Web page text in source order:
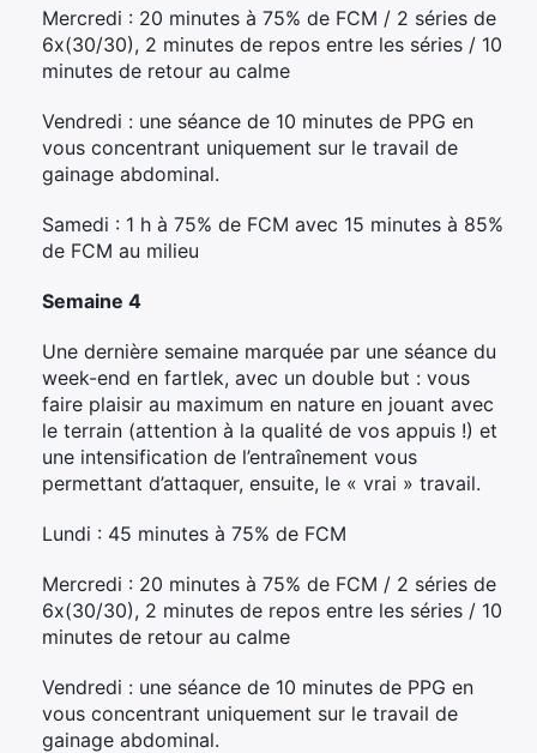
Mercredi : 20 minutes à 75% de FCM / 2 séries de
6x(30/30), 2 minutes de repos entre les séries / 10
minutes de retour au calme
Vendredi : une séance de 10 minutes de PPG en
vous concentrant uniquement sur le travail de
gainage abdominal.
Samedi : 1 h à 75% de FCM avec 15 minutes à 85%
de FCM au milieu
Semaine 4
Une dernière semaine marquée par une séance du
week-end en fartlek, avec un double but : vous
faire plaisir au maximum en nature en jouant avec
le terrain (attention à la qualité de vos appuis !) et
une intensification de l’entraînement vous
permettant d’attaquer, ensuite, le « vrai » travail.
Lundi : 45 minutes à 75% de FCM
Mercredi : 20 minutes à 75% de FCM / 2 séries de
6x(30/30), 2 minutes de repos entre les séries / 10
minutes de retour au calme
Vendredi : une séance de 10 minutes de PPG en
vous concentrant uniquement sur le travail de
gainage abdominal.